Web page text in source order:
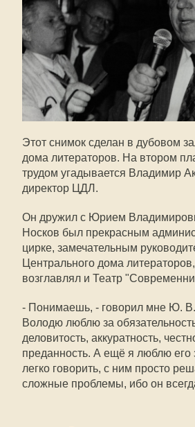
Этот снимок сделан в дубовом
дома литераторов. На втором
трудом угадывается Владимир
директор ЦДЛ.
Он дружил с Юрием
Носков был прекрасным
цирке, замечательным
Центрального дома
возглавлял и Театр
- Понимаешь, - говорил мне Ю.
Володю люблю за
деловитость, аккуратность,
преданность. А ещё я люблю его
легко говорить, с ним просто
сложные проблемы, ибо он